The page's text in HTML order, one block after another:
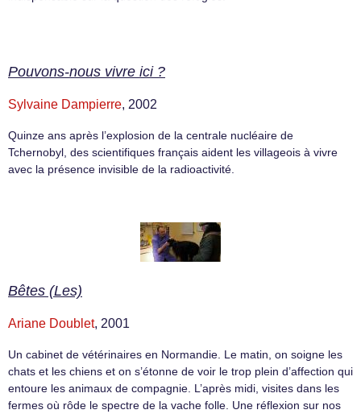
Pouvons-nous vivre ici ?
Sylvaine Dampierre, 2002
Quinze ans après l’explosion de la centrale nucléaire de
Tchernobyl, des scientifiques français aident les villageois à vivre
avec la présence invisible de la radioactivité.
Bêtes (Les)
Ariane Doublet, 2001
Un cabinet de vétérinaires en Normandie. Le matin, on soigne les
chats et les chiens et on s’étonne de voir le trop plein d’affection qui
entoure les animaux de compagnie. L’après midi, visites dans les
fermes où rôde le spectre de la vache folle. Une réflexion sur nos